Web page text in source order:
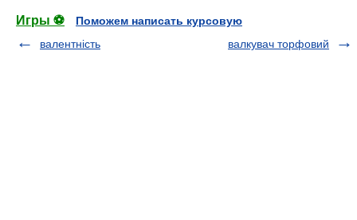
Игры ⚽
Поможем написать курсовую
валентність
валкувач торфовий